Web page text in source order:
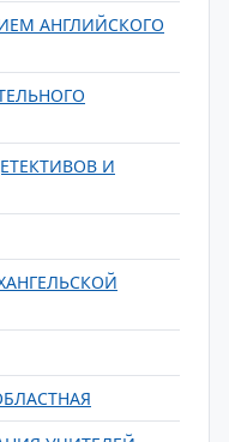
АНГЛИЙСКОГО
И